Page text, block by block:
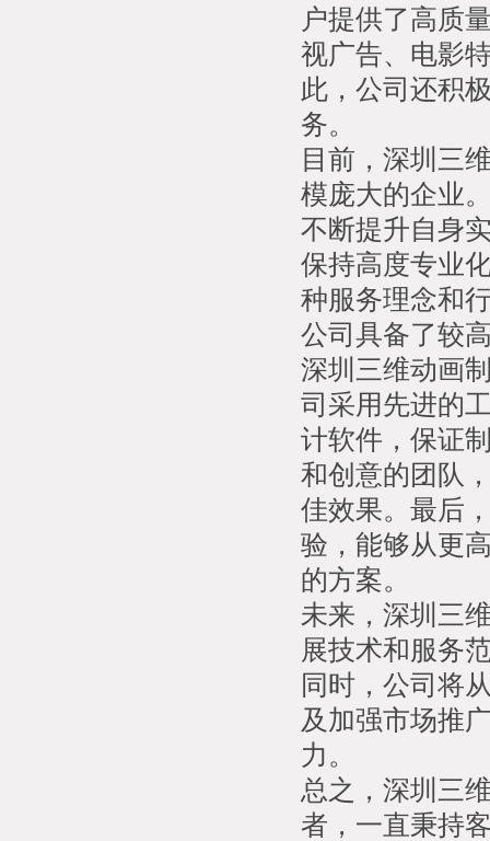
户提供了高质
视广告、电影
此，公司还积
务。
目前，深圳三
模庞大的企业
不断提升自身
保持高度专业
种服务理念和
公司具备了较
深圳三维动画
司采用先进的
计软件，保证
和创意的团队
佳效果。最后
验，能够从更
的方案。
未来，深圳三
展技术和服务
同时，公司将
及加强市场推
力。
总之，深圳三
者，一直秉持